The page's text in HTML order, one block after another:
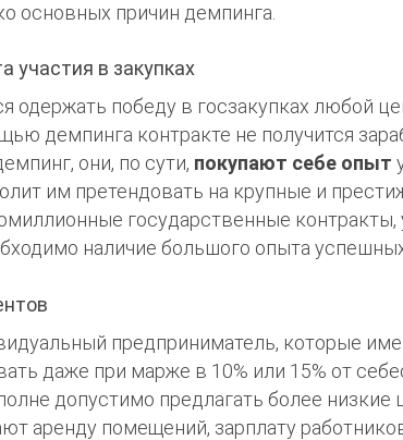
основных причин демпинга.
участия в закупках
одержать победу в госзакупках любой
демпинга контракте не получится
они, по сути, покупают себе опыт
им претендовать на крупные и
государственные контракты,
наличие большого опыта
предприниматель, которые
даже при марже в 10% или 15% от
допустимо предлагать более
аренду помещений, зарплату